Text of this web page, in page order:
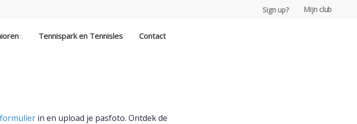
Sign up? Mijn club
Tennispark en Tennisles Contact
in en upload je pasfoto. Ontdek de